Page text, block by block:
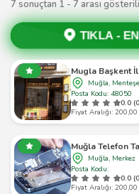
7 sonuçtan 1 - 7 arası
TIKLA -
Mugla Başkent
Muğla, Menteşe
Posta Kodu: 48050
0.0
Fiyat Aralığı:
Muğla Telefon
Muğla, Merkez
Posta Kodu:
0.0
Fiyat Aralığı: